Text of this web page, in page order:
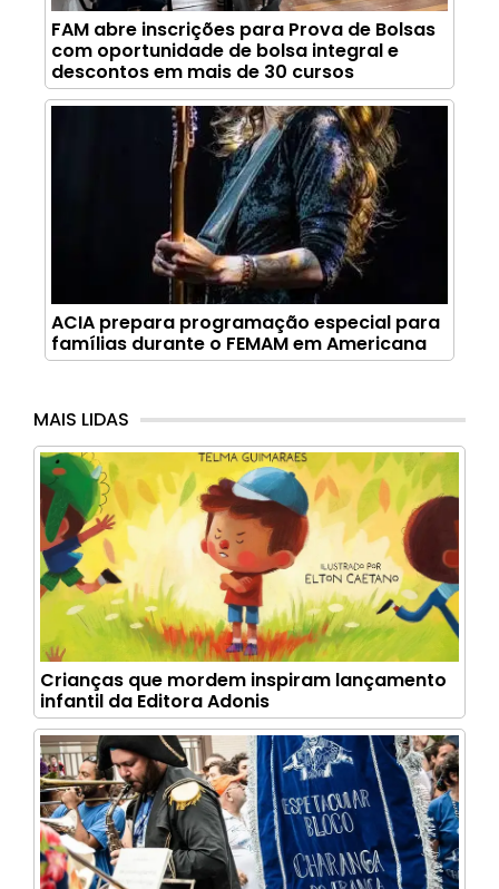
FAM abre inscrições para Prova de Bolsas
com oportunidade de bolsa integral e
descontos em mais de 30 cursos
ACIA prepara programação especial para
famílias durante o FEMAM em Americana
MAIS LIDAS
Crianças que mordem inspiram lançamento
infantil da Editora Adonis